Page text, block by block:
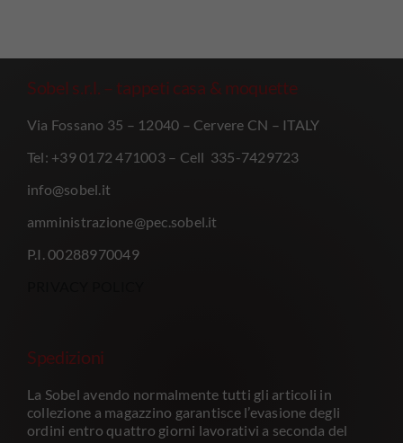
Sobel s.r.l. – tappeti casa & moquette
Via Fossano 35 – 12040 – Cervere CN – ITALY
Tel: +39 0172 471003 – Cell 335-7429723
info@sobel.it
amministrazione@pec.sobel.it
P.I. 00288970049
Spedizioni
La Sobel avendo normalmente tutti gli articoli in
collezione a magazzino garantisce l’evasione degli
ordini entro quattro giorni lavorativi a seconda del